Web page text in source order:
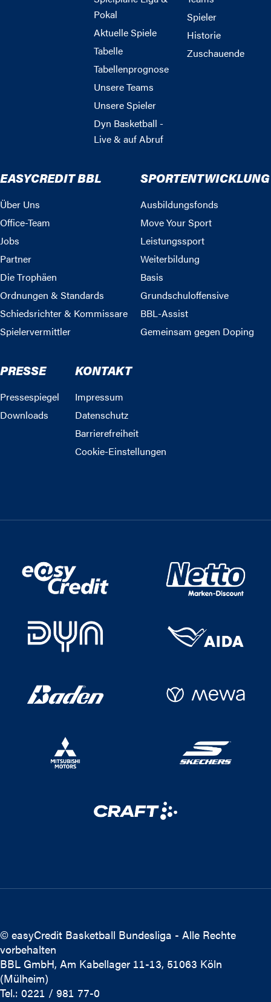
Pokal
Aktuelle Spiele
Tabelle
Tabellenprognose
Unsere Teams
Unsere Spieler
Dyn Basketball -
Live & auf Abruf
Spieler
Historie
Zuschauende
EASYCREDIT BBL
Über Uns
Office-Team
Jobs
Partner
Die Trophäen
Ordnungen & Standards
Schiedsrichter & Kommissare
Spielervermittler
SPORTENTWICKLUNG
Ausbildungsfonds
Move Your Sport
Leistungssport
Weiterbildung
Basis
Grundschuloffensive
BBL-Assist
Gemeinsam gegen Doping
PRESSE
Pressespiegel
Downloads
KONTAKT
Impressum
Datenschutz
Barrierefreiheit
Cookie-Einstellungen
© easyCredit Basketball Bundesliga - Alle Rechte
vorbehalten
BBL GmbH, Am Kabellager 11-13, 51063 Köln
(Mülheim)
Tel.: 0221 / 981 77-0